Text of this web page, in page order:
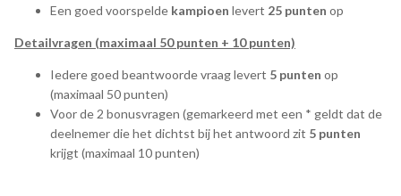
Een goed voorspelde kampioen levert 25 punten op
Detailvragen (maximaal 50 punten + 10 punten)
Iedere goed beantwoorde vraag levert 5 punten op
(maximaal 50 punten)
Voor de 2 bonusvragen (gemarkeerd met een * geldt dat de
deelnemer die het dichtst bij het antwoord zit 5 punten
krijgt (maximaal 10 punten)